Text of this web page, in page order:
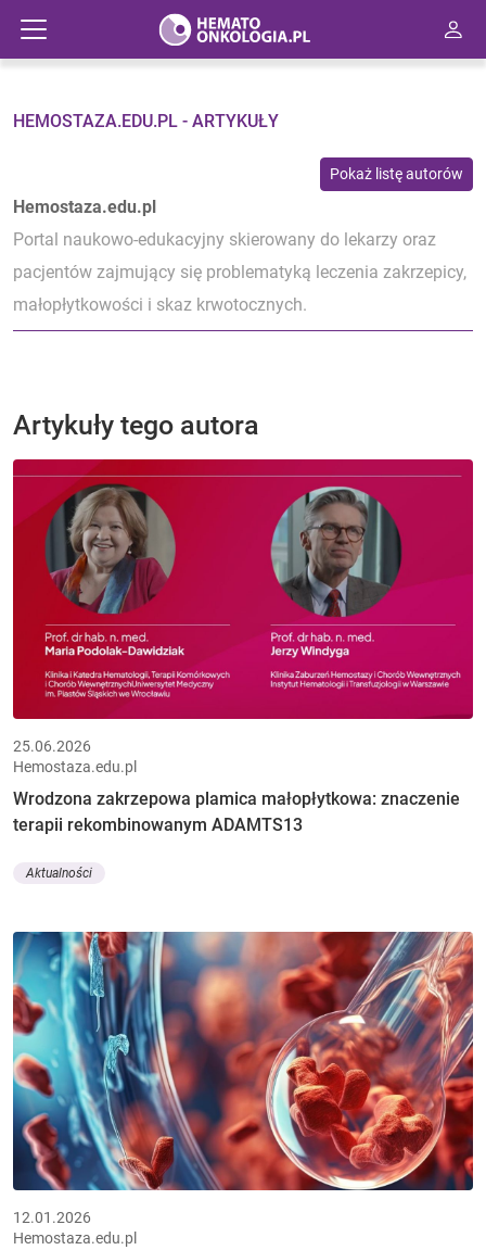
HEMOSTAZA.EDU.PL - ARTYKUŁY
Pokaż listę autorów
Hemostaza.edu.pl
Portal naukowo-edukacyjny skierowany do lekarzy oraz
pacjentów zajmujący się problematyką leczenia zakrzepicy,
małopłytkowości i skaz krwotocznych.
Artykuły tego autora
25.06.2026
Hemostaza.edu.pl
Wrodzona zakrzepowa plamica małopłytkowa: znaczenie
terapii rekombinowanym ADAMTS13
Aktualności
12.01.2026
Hemostaza.edu.pl